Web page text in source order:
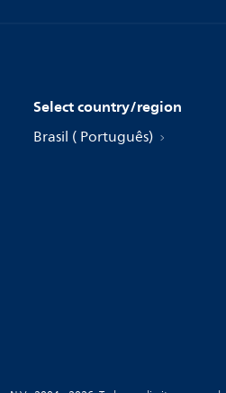
Select country/region
Brasil ( Português)